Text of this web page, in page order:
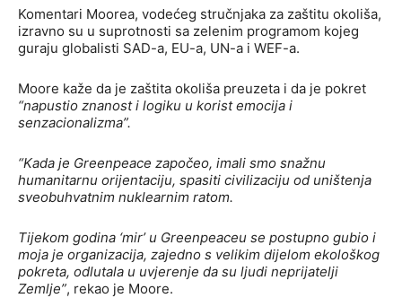
Komentari Moorea, vodećeg stručnjaka za zaštitu okoliša,
izravno su u suprotnosti sa zelenim programom kojeg
guraju globalisti SAD-a, EU-a, UN-a i WEF-a.
Moore kaže da je zaštita okoliša preuzeta i da je pokret
“napustio znanost i logiku u korist emocija i
senzacionalizma”.
“Kada je Greenpeace započeo, imali smo snažnu
humanitarnu orijentaciju, spasiti civilizaciju od uništenja
sveobuhvatnim nuklearnim ratom.
Tijekom godina ‘mir’ u Greenpeaceu se postupno gubio i
moja je organizacija, zajedno s velikim dijelom ekološkog
pokreta, odlutala u uvjerenje da su ljudi neprijatelji
Zemlje”, rekao je Moore.